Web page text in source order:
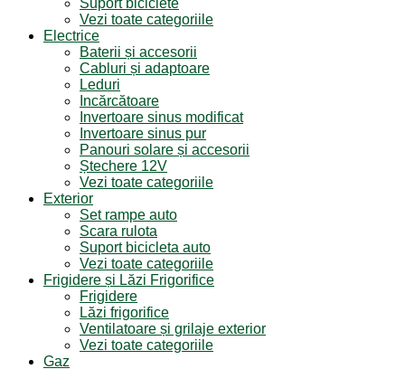
Suport biciclete
Vezi toate categoriile
Electrice
Baterii și accesorii
Cabluri și adaptoare
Leduri
Incărcătoare
Invertoare sinus modificat
Invertoare sinus pur
Panouri solare și accesorii
Ștechere 12V
Vezi toate categoriile
Exterior
Set rampe auto
Scara rulota
Suport bicicleta auto
Vezi toate categoriile
Frigidere și Lăzi Frigorifice
Frigidere
Lăzi frigorifice
Ventilatoare și grilaje exterior
Vezi toate categoriile
Gaz